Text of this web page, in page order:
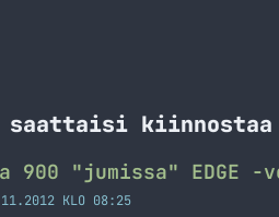
saattaisi kiinnostaa
900 "jumissa" EDGE -
KLO 08:25